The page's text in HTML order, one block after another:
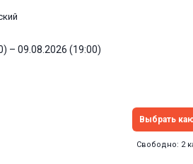
– 09.08.2026 (19:00)
Выбрать
Свободно: 2